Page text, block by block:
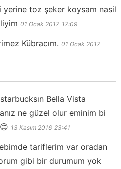
yerine toz şeker koysam nasil
01 Ocak 2017 17:09
Kübracım. 01 Ocak 2017
Bella Vista
ne güzel olur eminim bi
13 Kasım 2016 23:41
tariflerim var oradan
gibi bir durumum yok